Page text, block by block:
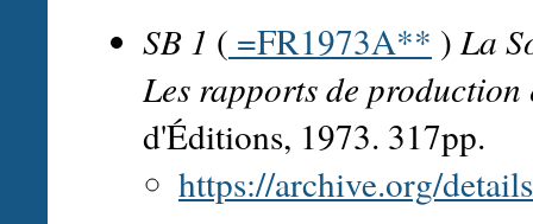
SB 1 ( =FR1973A** )La
Les rapports de production
d'Éditions, 1973. 317pp.
https://archive.org/